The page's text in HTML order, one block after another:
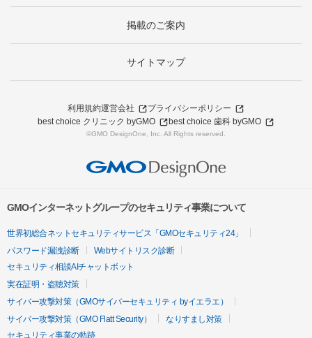
掲載のご案内
サイトマップ
利用規約運営会社
プライバシーポリシー
best choice クリニック byGMO
best choice 歯科 byGMO
©GMO DesignOne, Inc. All Rights reserved.
GMOインターネットグループのセキュリティ事業について
世界初総合ネットセキュリティサービス「GMOセキュリティ24」
パスワード漏洩診断
Webサイトリスク診断
セキュリティ相談AIチャットボット
実在証明・盗聴対策
サイバー攻撃対策（GMOサイバーセキュリティ byイエラエ）
サイバー攻撃対策（GMO Flatt Security）
なりすまし対策
セキュリティ事業の軌跡